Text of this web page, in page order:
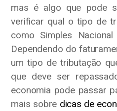
mas é algo que pode
verificar qual o tipo de
como Simples
Dependendo do
um tipo de tributação
que deve ser
economia pode passar
mais sobre dicas de